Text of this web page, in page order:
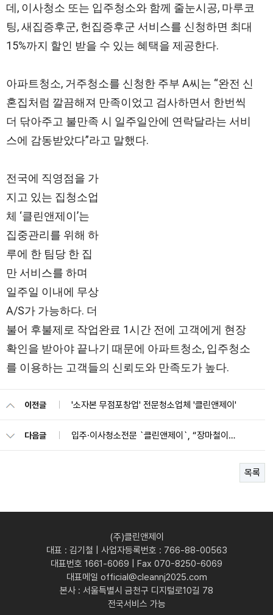
데, 이사청소 또는 입주청소와 함께 줄눈시공, 마루코
팅, 새집증후군, 헌집증후군 서비스를 신청하면 최대
15%까지 할인 받을 수 있는 혜택을 제공한다.
아파트청소, 거주청소를 신청한 주부 A씨는 “완전 신
혼집처럼 깔끔해져 만족이었고 검사하면서 한번씩
더 닦아주고 불만족 시 일주일안에 연락달라는 서비
스에 감동받았다”라고 말했다.
전국에 직영점을 가
지고 있는 집청소업
체 ‘클린앤제이’는
집중관리를 위해 하
루에 한 팀당 한 집
만 서비스를 하며
일주일 이내에 무상
A/S가 가능하다. 더
불어 후불제로 작업완료 1시간 전에 고객에게 현장
확인을 받아야 끝나기 때문에 아파트청소, 입주청소
를 이용하는 고객들의 신뢰도와 만족도가 높다.
이전글 '소자본 무점포창업' 전문청소업체 '클린앤제이'
입주·이사청소전문 `클린앤제이`, “장마철이사 곰팡이걱정 없어”
다음글
목록
(주)클린앤제이
대표 : 김기철 | 사업자등록번호 : 766-88-00563
대표번호 1661-6069 | Fax 070-8250-6069
대표메일 official@cleannj2025.com
본사 : 서울특별시 금천구 디지털로10길 78
전국서비스 가능